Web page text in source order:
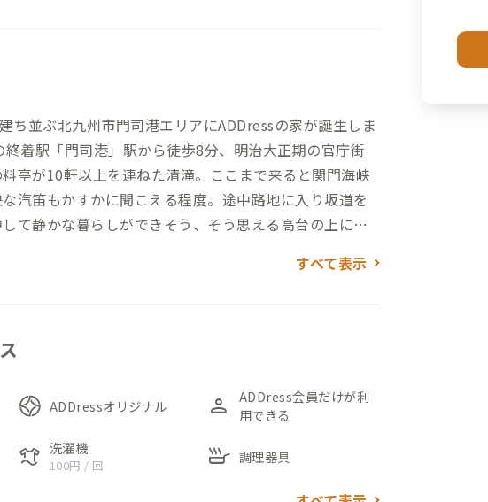
ち並ぶ北九州市門司港エリアにADDressの家が誕生しま
終着駅「門司港」駅から徒歩8分、明治大正期の官庁街
亭が10軒以上を連ねた清滝。ここまで来ると関門海峡
汽笛もかすかに聞こえる程度。途中路地に入り坂道を
て静かな暮らしができそう、そう思える高台の上に建
切に使われてきたとのこと。ところどころにある昔な
に陶芸作品が残っており、当時の装いを感じさせま
に設けられているゆったりとしたつくり。畳の間の横
ります。
すべて表示
ADDressオリジナル person
ADDress会員だけが利
用できる
laundry 洗濯機
100円 / 回 skillet 調理器具